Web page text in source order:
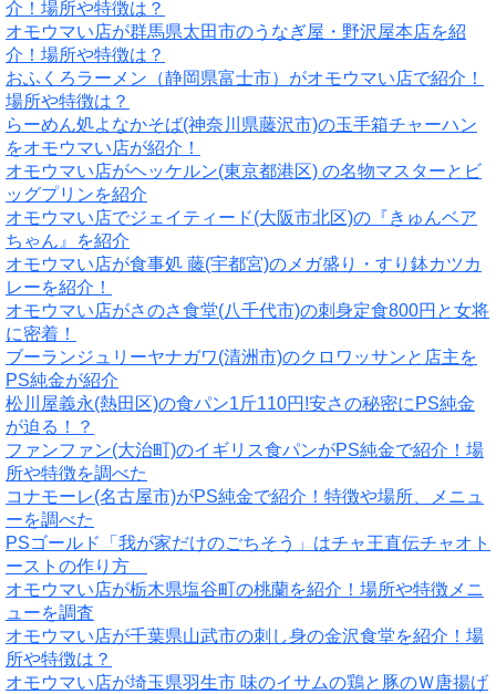
介！場所や特徴は？
オモウマい店が群馬県太田市のうなぎ屋・野沢屋本店を紹
介！場所や特徴は？
おふくろラーメン（静岡県富士市）がオモウマい店で紹介！
場所や特徴は？
らーめん処よなかそば(神奈川県藤沢市)の玉手箱チャーハン
をオモウマい店が紹介！
オモウマい店がヘッケルン(東京都港区) の名物マスターとビ
ッグプリンを紹介
オモウマい店でジェイティード(大阪市北区)の『きゅんベア
ちゃん』を紹介
オモウマい店が食事処 藤(宇都宮)のメガ盛り・すり鉢カツカ
レーを紹介！
オモウマい店がさのさ食堂(八千代市)の刺身定食800円と女将
に密着！
ブーランジュリーヤナガワ(清洲市)のクロワッサンと店主を
PS純金が紹介
松川屋義永(熱田区)の食パン1斤110円!安さの秘密にPS純金
が迫る！？
ファンファン(大治町)のイギリス食パンがPS純金で紹介！場
所や特徴を調べた
コナモーレ(名古屋市)がPS純金で紹介！特徴や場所、メニュ
ーを調べた
PSゴールド「我が家だけのごちそう」はチャ王直伝チャオト
ーストの作り方
オモウマい店が栃木県塩谷町の桃蘭を紹介！場所や特徴メニ
ューを調査
オモウマい店が千葉県山武市の刺し身の金沢食堂を紹介！場
所や特徴は？
オモウマい店が埼玉県羽生市 味のイサムの鶏と豚のＷ唐揚げ